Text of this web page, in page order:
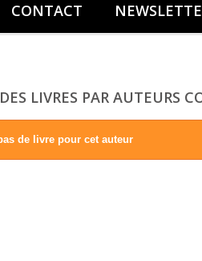
CONTACT
LIVRES PAR AUTEURS
de livre pour cet auteur